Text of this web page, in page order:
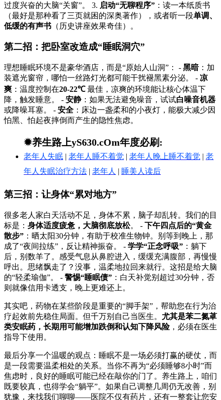
过度兴奋的大脑“关窗”。 3. 启动“无聊程序” ：读一本纸质书
（最好是那种看了三页就困的深奥著作），或者听一段单调、
低缓的有声书 （历史讲座效果奇佳）。
第二招：把卧室改造成“睡眠洞穴”
理想睡眠环境不是豪华酒店，而是“原始人山洞”： - 黑暗：加
装遮光窗帘，哪怕一丝路灯光都可能干扰褪黑素分泌。 - 凉
爽 ：温度控制在20-22℃最佳，凉爽的环境能让核心体温下
降，触发睡意。 - 安静：如果无法避免噪音，试试白噪音机器
或降噪耳塞。 - 安全 ：床边一盏柔和的小夜灯，能极大减少因
怕黑、怕起夜摔倒而产生的隐性焦虑。
✹养生路上yS630.cOm年度必刷:
老年人失眠 | 老年人睡不着觉 | 老年人晚上睡不着觉 | 老
年人失眠治疗方法 | 老年人 | 睡美人读后
第三招：让身体“累对地方”
很多老人家白天活动不足，身体不累，脑子却乱转。我们的目
标是： 身体适度疲惫，大脑彻底放松。 - 下午四点后的“黄金
散步” ：晒太阳30分钟，有助于校准生物钟。别等到晚上，那
成了“夜间拉练”，反让精神振奋。 - 学学“正念呼吸” ：躺下
后，别数羊了。感受气息从鼻腔进入，缓缓充满腹部，再慢慢
呼出。思绪飘走了？没事，温柔地拉回来就行。这招是给大脑
的“轻柔瑜伽”。 - 警惕“睡眠债” ：白天补觉别超过30分钟，否
则就像信用卡透支，晚上更难还上。
其实吧，药物在某些阶段是重要的“脚手架”，帮助您在行为治
疗起效前先稳住局面。但千万别自己当医生。 尤其是苯二氮䓬
类安眠药，长期用可能增加跌倒和认知下降风险，必须在医生
指导下使用。
最后分享一个温暖的观点：睡眠不是一场必须打赢的硬仗，而
是一段需要温柔相处的关系。当你不再为“必须睡够8小时”而
焦虑时，良好的睡眠可能已经在敲你的门了。养生路上，咱们
既要较真，也得学会“躺平”。如果自己调整几周仍无改善，别
犹豫，来找我们聊聊——医院不仅有药片，还有一整套让您安